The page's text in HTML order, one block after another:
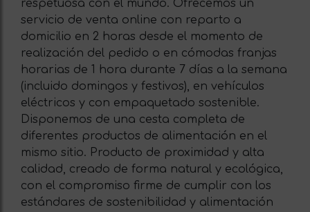
respetuosa con el mundo. Ofrecemos un
servicio de venta online con reparto a
domicilio en 2 horas desde el momento de
realización del pedido o en cómodas franjas
horarias de 1 hora durante 7 días a la semana
(incluido domingos y festivos), en vehículos
eléctricos y con empaquetado sostenible.
Disponemos de una cesta completa de
diferentes productos de alimentación en el
mismo sitio. Producto de proximidad y alta
calidad, creado de forma natural y ecológica,
con el compromiso firme de cumplir con los
estándares de sostenibilidad y alimentación